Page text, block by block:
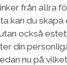
från allra
kan du skapa
också
din
nu på